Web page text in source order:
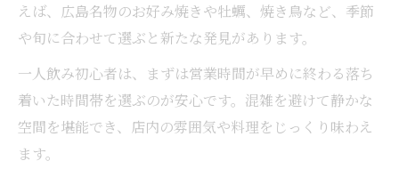
女性人気の居酒屋で一人時間を満喫
地元料理を満喫できる居酒屋体験の魅力
広島名物を味わう居酒屋の楽しみ方
一人飲みで堪能する地元グルメの魅力
居酒屋で味わう旬の料理体験ガイド
えば、広島名物のお好み焼きや牡蠣、焼き鳥など、季節
や旬に合わせて選ぶと新たな発見があります。
一人飲み初心者は、まずは営業時間が早めに終わる落ち
着いた時間帯を選ぶのが安心です。混雑を避けて静かな
空間を堪能でき、店内の雰囲気や料理をじっくり味わえ
ます。